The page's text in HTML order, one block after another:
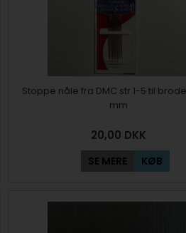
Stoppe nåle fra DMC str 1-5 til
mm
20,00 DKK
SE MERE KØB